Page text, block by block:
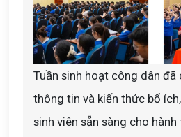
Tuần sinh hoạt công dân đã
thông tin và kiến thức bổ
sinh viên sẵn sàng cho